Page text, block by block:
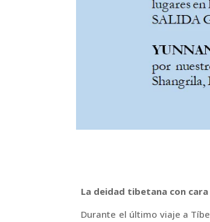
La deidad tibetana con
Durante el último viaje a